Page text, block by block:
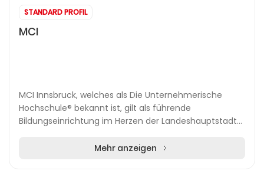
STANDARD PROFIL
MCI
MCI Innsbruck, welches als Die Unternehmerische
Hochschule® bekannt ist, gilt als führende
Bildungseinrichtung im Herzen der Landeshauptstadt
Mehr anzeigen